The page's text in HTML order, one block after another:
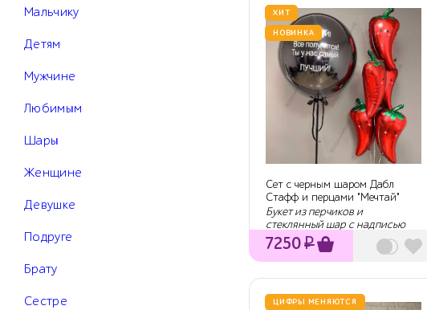
Мальчику
Детям
Мужчине
Любимым
Шары
Женщине
Девушке
Подруге
Брату
Сестре
ХИТ
НОВИНКА
Сет с черным шаром Дабл
Стафф и перцами "Мечтай"
Букет из перчиков и
стеклянный шар с надписью
7250₽
ЦИФРЫ МЕНЯЮТСЯ